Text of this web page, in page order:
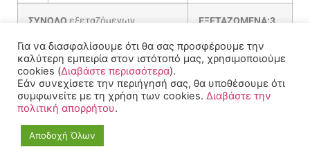
ΣΥΝΟΛΟ εξεταζόμενων
ΕΞΕΤΑΖΟΜΕΝΑ:3
ΓΕΝΙΚΟ ΣΥΝΟΛΟ
ΕΞΕΤΑΖΟΜΕΝΩΝ ΜΑΘΗΜΑΤΩΝ
(ΓΕΝ.ΠΑΙΔΕΙΑΣ + ΤΟΜΕΑ)
Για να διασφαλίσουμε ότι θα σας προσφέρουμε την
καλύτερη εμπειρία στον ιστότοπό μας, χρησιμοποιούμε
cookies (Διαβάστε περισσότερα).
Εάν συνεχίσετε την περιήγησή σας, θα υποθέσουμε ότι
συμφωνείτε με τη χρήση των cookies. Διαβάστε την
πολιτική απορρήτου.
Αποδοχή Όλων